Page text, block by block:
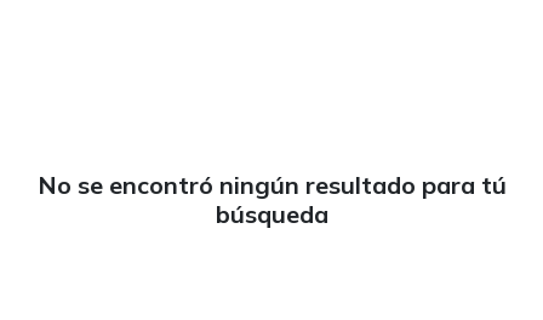
No se encontró ningún resultado para tú
búsqueda